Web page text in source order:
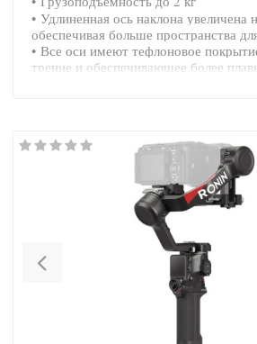
• Удлиненная ось наклона увеличена
обеспечивая больше пространства
• Все оси имеют тефлоновое
трение и обеспечивающее более